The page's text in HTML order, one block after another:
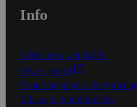
Info
S-Business yrityksille
Oiva-raportit
Osuuskauppojen yhteystiedot
Tilaus- ja toimitusehdot